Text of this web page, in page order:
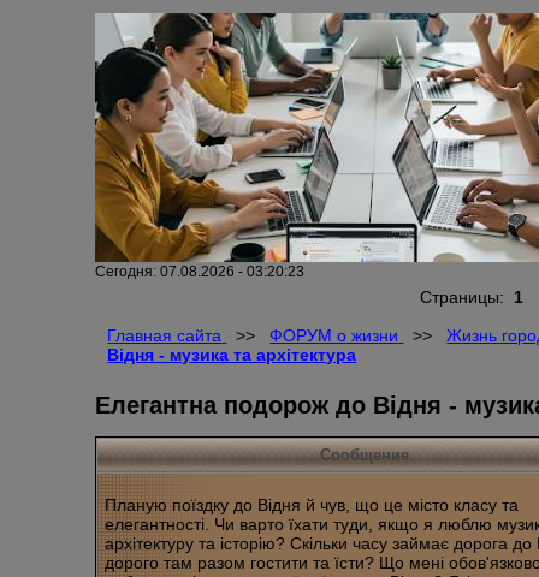
Сегодня: 07.08.2026 - 03:20:23
Страницы: 1
Главная сайта
>> ФОРУМ о жизни >> Жизнь
Відня - музика та архітектура
Елегантна подорож до Відня -
Сообщение
Планую поїздку до Відня й чув, що це місто класу та
елегантності. Чи варто їхати туди, якщо я люблю
архітектуру та історію? Скільки часу займає дорога
дорого там разом гостити та їсти? Що мені